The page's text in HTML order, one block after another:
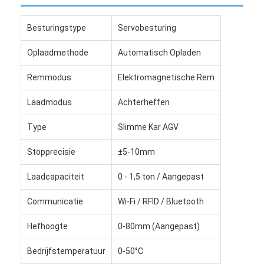
Besturingstype Servobesturing
Oplaadmethode Automatisch Opladen
Remmodus Elektromagnetische Rem
Laadmodus Achterheffen
Type Slimme Kar AGV
Stopprecisie ±5-10mm
Laadcapaciteit 0 - 1,5 ton / Aangepast
Communicatie Wi-Fi / RFID / Bluetooth
Hefhoogte 0-80mm (Aangepast)
Bedrijfstemperatuur 0-50°C